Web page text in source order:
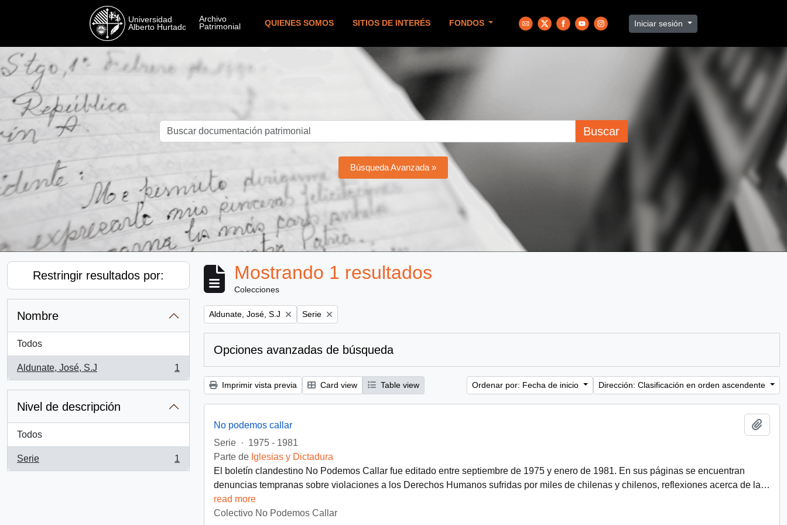
QUIENES SOMOS SITIOS DE INTERÉS FONDOS Iniciar sesión
Buscar
Búsqueda Avanzada »
Restringir resultados por:
Nombre
Todos
Aldunate, José, S.J
, 1 resultados
1
Nivel de descripción
Todos
Serie
, 1 resultados
1
Mostrando 1 resultados
Colecciones
Remove filter:
Aldunate, José, S.J Remove filter:
Serie
Opciones avanzadas de búsqueda
Imprimir vista previa Card view Table view Ordenar por: Fecha de inicio Dirección: Clasificación en orden ascendente
No podemos callar
Serie · 1975 - 1981
Parte de Iglesias y Dictadura
El boletín clandestino No Podemos Callar fue editado entre septiembre de 1975 y enero de 1981. En sus páginas se encuentran
denuncias tempranas sobre violaciones a los Derechos Humanos sufridas por miles de chilenas y chilenos, reflexiones acerca de la…
read more
Colectivo No Podemos Callar